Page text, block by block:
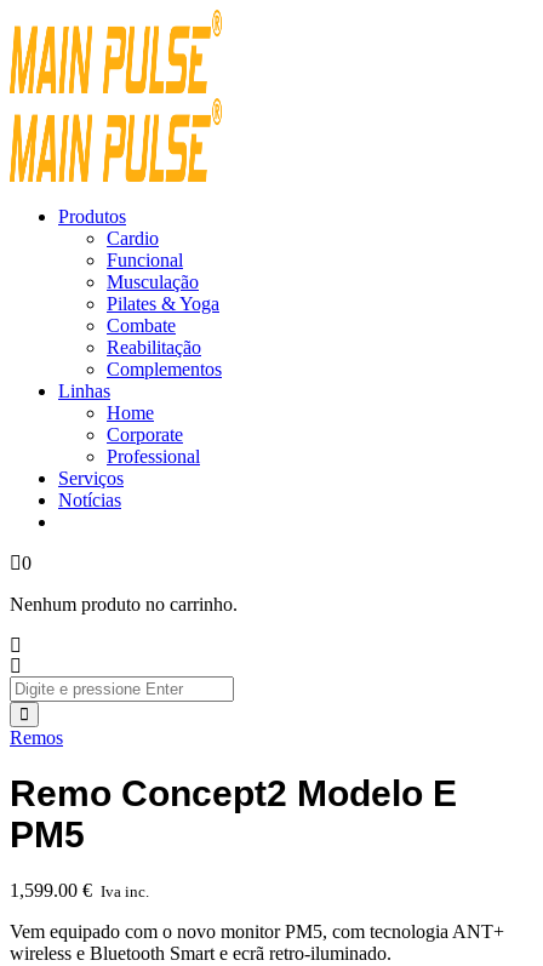
Produtos
Cardio
Funcional
Musculação
Pilates & Yoga
Combate
Reabilitação
Complementos
Linhas
Home
Corporate
Professional
Serviços
Notícias
0
Nenhum produto no carrinho.
Remos
Remo Concept2 Modelo E
PM5
1,599.00 € Iva inc.
Vem equipado com o novo monitor PM5, com tecnologia ANT+
wireless e Bluetooth Smart e ecrã retro-iluminado.